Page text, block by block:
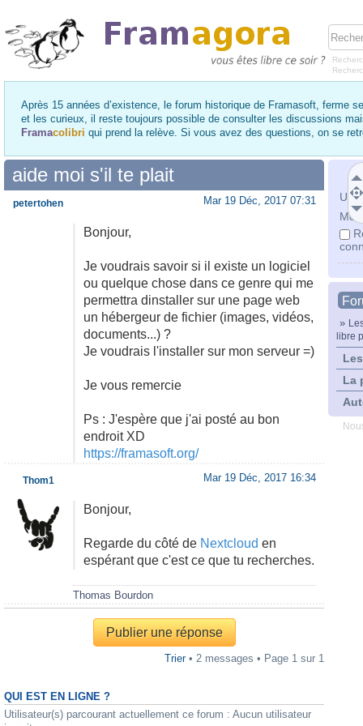
Après 15 années d’existence, le forum historique de Framasoft, ferme
et les curieux, il reste toujours possible de consulter les discussions
Framacolibri qui prend la relève. Si vous avez des questions, on se
Mot
»
libre
La
aide moi s'il te plait
Mar 19 Déc, 2017 07:31
Bonjour,
Je voudrais savoir si il existe un logiciel
ou quelque chose dans ce genre qui me
permettra dinstaller sur une page web
un hébergeur de fichier (images, vidéos,
documents...) ?
Je voudrais l'installer sur mon serveur =)
Je vous remercie
Ps : J'espère que j'ai posté au bon
endroit XD
https://framasoft.org/
petertohen
Mar 19 Déc, 2017 16:34
Bonjour,
Regarde du côté de Nextcloud en
espérant que c'est ce que tu recherches.
Thomas Bourdon
Thom1
Publier une réponse
Trier• 2 messages • Page 1 sur 1
QUI EST EN LIGNE ?
Utilisateur(s) parcourant actuellement ce forum : Aucun utilisateur